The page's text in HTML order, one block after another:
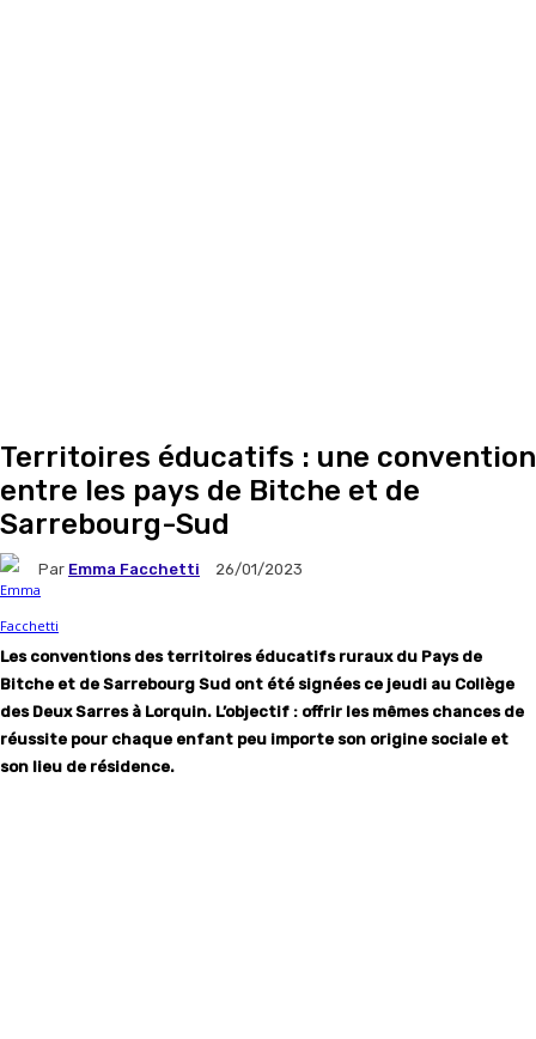
Territoires éducatifs : une convention
entre les pays de Bitche et de
Sarrebourg-Sud
Par Emma Facchetti 26/01/2023
Les conventions des territoires éducatifs ruraux du Pays de
Bitche et de Sarrebourg Sud ont été signées ce jeudi au Collège
des Deux Sarres à Lorquin. L’objectif : offrir les mêmes chances de
réussite pour chaque enfant peu importe son origine sociale et
son lieu de résidence.